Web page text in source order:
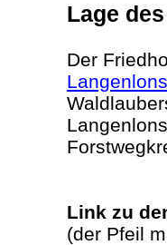
Lage
Der
Link zu
(der Pfeil